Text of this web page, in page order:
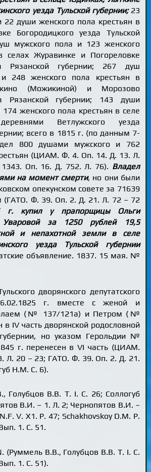
уезда Тульской губернии;23
22 души женского пола крестьян в
Богородицкого уезда Тульской
мужского пола и 123 женского
селах Журавинке и Погореловке
Рязанской губернии; 267 душ
248 женского пола крестьян в
(Можикиной) и Морозово
Рязанской губернии; 143 души
женского пола крестьян в селе
Ветлужского уезда
всего в 1815 г. (по данным 7-
800 душами мужского и 762
(ЦИАМ. Ф. 4. Оп. 14. Д. 13. Л.
Оп. 16. Д. 752. Л. 76). Владел
на момент смерти, но они были
опекунском совете за 71639
(ГАТО. Ф. 39. Оп. 2. Д. 21. Л. 72 – 72
г. купил у прапорщицы Ольги
Уваровой за 1250 рублей 19,5
и непахотной земли в селе
уезда Тульской губернии
объявление. 1837. 15 мая. №
дворянского депутатского
г. вместе с женой и
(№ 137/121а) и Петром (№
в IV часть дворянской родословной
губернии, но указом Герольдии №
г. перенесен в VI часть (ЦИАМ.
Л. 20 – 23; ГАТО. Ф. 39. Оп. 2. Д. 21.
Н.М. С. 6).
Голубцов В.В. Т. I. С. 26; Соллогуб
В.И. – 1. Л. 2; Чернопятов В.И. –
V. X1. P. 47; Schakhovskoy D.M. Р.
1. С. 51.
(Руммель В.В., Голубцов В.В. Т. I. С.
1. С. 51).